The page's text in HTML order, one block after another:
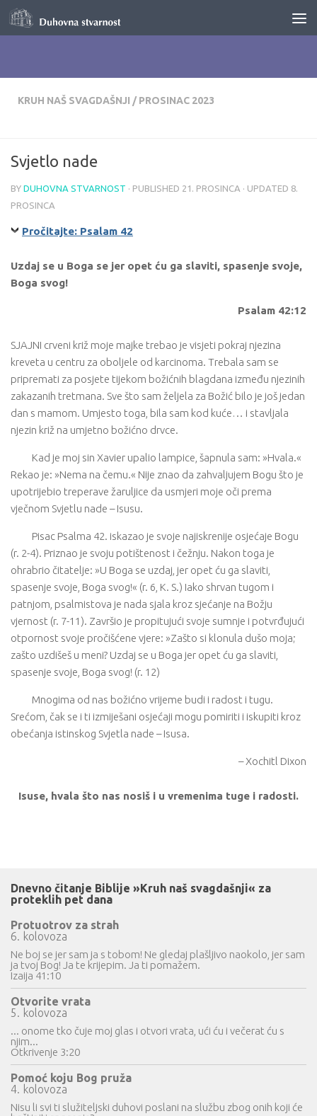
Skip to content
KRUH NAŠ SVAGDAŠNJI / PROSINAC 2023
Svjetlo nade
BY DUHOVNA STVARNOST · PUBLISHED 21. PROSINCA · UPDATED 8.
PROSINCA
Pročitajte: Psalam 42
Uzdaj se u Boga se jer opet ću ga slaviti, spasenje svoje,
Boga svog!
Psalam 42:12
SJAJNI crveni križ moje majke trebao je visjeti pokraj njezina
kreveta u centru za oboljele od karcinoma. Trebala sam se
pripremati za posjete tijekom božićnih blagdana između njezinih
zakazanih tretmana. Sve što sam željela za Božić bilo je još jedan
dan s mamom. Umjesto toga, bila sam kod kuće… i stavljala
njezin križ na umjetno božićno drvce.
Kad je moj sin Xavier upalio lampice, šapnula sam: »Hvala.«
Rekao je: »Nema na čemu.« Nije znao da zahvaljujem Bogu što je
upotrijebio treperave žaruljice da usmjeri moje oči prema
vječnom Svjetlu nade – Isusu.
Pisac Psalma 42. iskazao je svoje najiskrenije osjećaje Bogu
(r. 2-4). Priznao je svoju potištenost i čežnju. Nakon toga je
ohrabrio čitatelje: »U Boga se uzdaj, jer opet ću ga slaviti,
spasenje svoje, Boga svog!« (r. 6, K. S.) Iako shrvan tugom i
patnjom, psalmistova je nada sjala kroz sjećanje na Božju
vjernost (r. 7-11). Završio je propitujući svoje sumnje i potvrđujući
otpornost svoje pročišćene vjere: »Zašto si klonula dušo moja;
zašto uzdišeš u meni? Uzdaj se u Boga jer opet ću ga slaviti,
spasenje svoje, Boga svog! (r. 12)
Mnogima od nas božićno vrijeme budi i radost i tugu.
Srećom, čak se i ti izmiješani osjećaji mogu pomiriti i iskupiti kroz
obećanja istinskog Svjetla nade – Isusa.
– Xochitl Dixon
Isuse, hvala što nas nosiš i u vremenima tuge i radosti.
Dnevno čitanje Biblije »Kruh naš svagdašnji« za
proteklih pet dana
Protuotrov za strah
6. kolovoza
Ne boj se jer sam ja s tobom! Ne gledaj plašljivo naokolo, jer sam
ja tvoj Bog! Ja te krijepim. Ja ti pomažem.
Izaija 41:10
Otvorite vrata
5. kolovoza
... onome tko čuje moj glas i otvori vrata, ući ću i večerat ću s
njim...
Otkrivenje 3:20
Pomoć koju Bog pruža
4. kolovoza
Nisu li svi ti služiteljski duhovi poslani na službu zbog onih koji će